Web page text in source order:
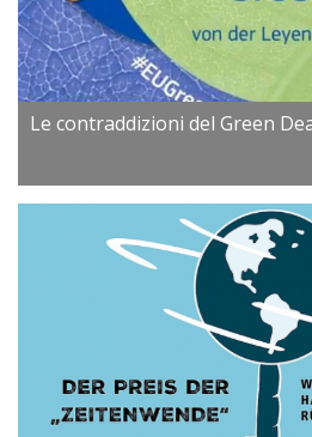
Le contraddizioni del Green